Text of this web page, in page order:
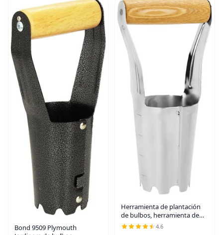
Bond 9509 Plymouth
Herramienta de plantación
de bulbos, herramienta de
plantación de bulbos de
4.6